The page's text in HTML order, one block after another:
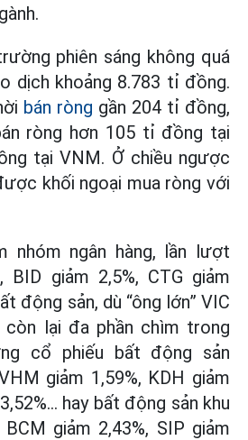
phiên sáng không quá
dịch khoảng 8.783 tỉ đồng.
bán ròng gần 204 tỉ đồng,
ròng hơn 105 tỉ đồng tại
tại VNM. Ở chiều ngược
khối ngoại mua ròng với
nhóm ngân hàng, lần lượt
BID giảm 2,5%, CTG giảm
động sản, dù “ông lớn” VIC
còn lại đa phần chìm trong
cổ phiếu bất động sản
giảm 1,59%, KDH giảm
hay bất động sản khu
giảm 2,43%, SIP giảm